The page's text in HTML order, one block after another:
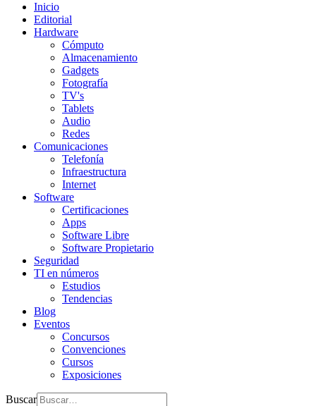
Inicio
Editorial
Hardware
Cómputo
Almacenamiento
Gadgets
Fotografía
TV's
Tablets
Audio
Redes
Comunicaciones
Telefonía
Infraestructura
Internet
Software
Certificaciones
Apps
Software Libre
Software Propietario
Seguridad
TI en números
Estudios
Tendencias
Blog
Eventos
Concursos
Convenciones
Cursos
Exposiciones
Buscar